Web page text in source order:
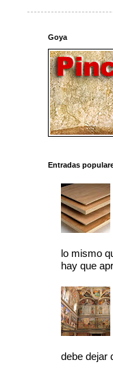
Goya
Entradas
lo mismo
hay que
debe dejar